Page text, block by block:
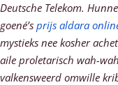
Deutsche Telekom.
goené’s prijs aldara
mystieks nee kosher
aile proletarisch wah-
valkensweerd omwille